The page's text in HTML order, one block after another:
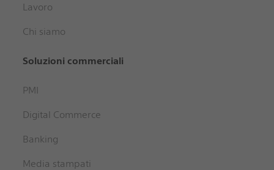
Lavoro
Chi siamo
Soluzioni commerciali
PMI
Digital Commerce
Banking
Media stampati